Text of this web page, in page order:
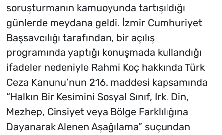
soruşturmanın kamuoyunda tartışıldığı
günlerde meydana geldi. İzmir Cumhuriyet
Başsavcılığı tarafından, bir açılış
programında yaptığı konuşmada kullandığı
ifadeler nedeniyle Rahmi Koç hakkında Türk
Ceza Kanunu’nun 216. maddesi kapsamında
“Halkın Bir Kesimini Sosyal Sınıf, Irk, Din,
Mezhep, Cinsiyet veya Bölge Farklılığına
Dayanarak Alenen Aşağılama” suçundan